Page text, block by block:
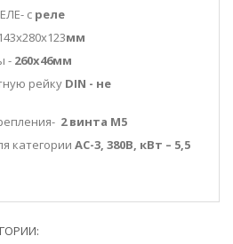
c реле
мм
- 260х46мм
рейку DIN - не
2 винта М5
категории АС-3, 380В, кВт – 5,5